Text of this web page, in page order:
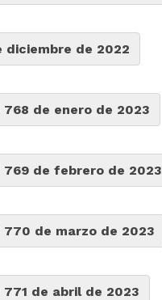
diciembre de 2022
768 de enero de 2023
769 de febrero de 2023
770 de marzo de 2023
771 de abril de 2023